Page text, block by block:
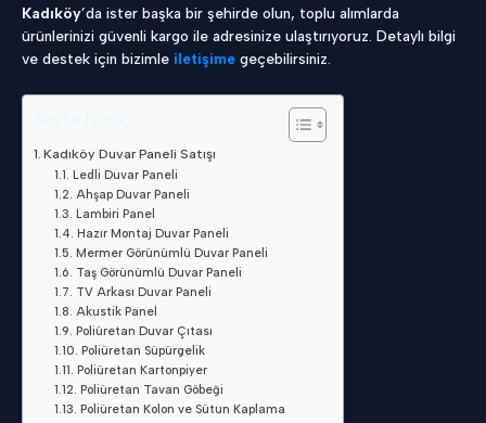
Kadıköy’da ister başka bir şehirde olun, toplu alımlarda
ürünlerinizi güvenli kargo ile adresinize ulaştırıyoruz. Detaylı bilgi
ve destek için bizimle iletişime geçebilirsiniz.
Kadıköy Duvar Paneli Satışı
Ledli Duvar Paneli
Ahşap Duvar Paneli
Lambiri Panel
Hazır Montaj Duvar Paneli
Mermer Görünümlü Duvar Paneli
Taş Görünümlü Duvar Paneli
TV Arkası Duvar Paneli
Akustik Panel
Poliüretan Duvar Çıtası
Poliüretan Süpürgelik
Poliüretan Kartonpiyer
Poliüretan Tavan Göbeği
Poliüretan Kolon ve Sütun Kaplama